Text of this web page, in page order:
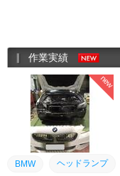
作業実績
new
BMW ヘッドランプ